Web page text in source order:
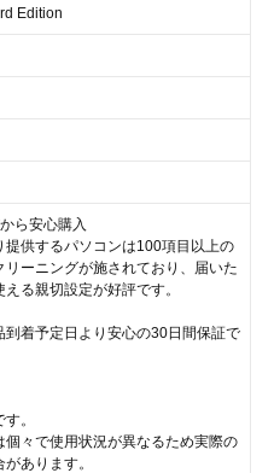
Edition
ら安心購入
提供するパソコンは100項目以上の
リーニングが施されており、届いた
る親切設定が好評です。
到着予定日より安心の30日間保証で
。
々で使用状況が異なるため実際の
あります。